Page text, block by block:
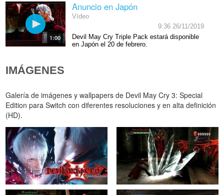
1:00
Anuncio en Japón
Vídeo
9:36 26/11/2019
Devil May Cry Triple Pack estará disponible
en Japón el 20 de febrero.
IMÁGENES
Galería de imágenes y wallpapers de Devil May Cry 3: Special
Edition para Switch con diferentes resoluciones y en alta definición
(HD).